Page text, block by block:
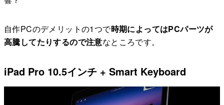
自作PCのデメリットの1つで時期によってはPCパーツが
高騰してたりするので注意なところです。
iPad Pro 10.5インチ + Smart Keyboard